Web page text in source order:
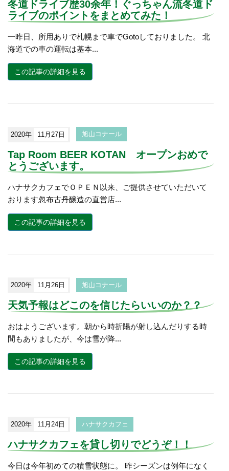
冬道ドライブ歴30余年！ぐっちゃん流冬道ド
ライブのポイントをまとめてみた！
一昨日、所用ありで札幌まで車でGotoしておりました。 北
海道での車の運転は基本...
この記事の詳細を見る
2020年 11月27日 旭山コナール
Tap Room BEER KOTAN オープンおめで
とうございます。
ハナサクカフェでＯＰＥＮ以来、ご提供させていただいて
おります忽布古丹醸造の直営店...
この記事の詳細を見る
2020年 11月26日 旭山コナール
天気予報はどこのを信じたらいいのか？？
おはようございます。朝から時折陽が射し込んだりする時
間もありましたが、今は雪が降...
この記事の詳細を見る
2020年 11月24日 ハナサクカフェ
ハナサクカフェを貸し切りでどうぞ！！
今日は今年初めての積雪状態に。 昨シーズンは例年になく